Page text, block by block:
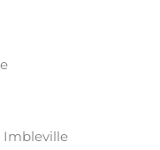
Imbleville